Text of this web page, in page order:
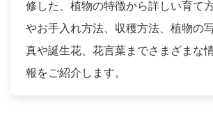
修した、植物の特徴から詳しい育て
やお手入れ方法、収穫方法、植物の
真や誕生花、花言葉までさまざまな
報をご紹介します。